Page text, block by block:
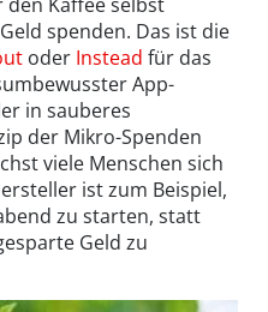
spenden. Das ist die
oder Instead für das
App-
in sauberes
der Mikro-Spenden
viele Menschen sich
ist zum Beispiel,
zu starten, statt
Geld zu